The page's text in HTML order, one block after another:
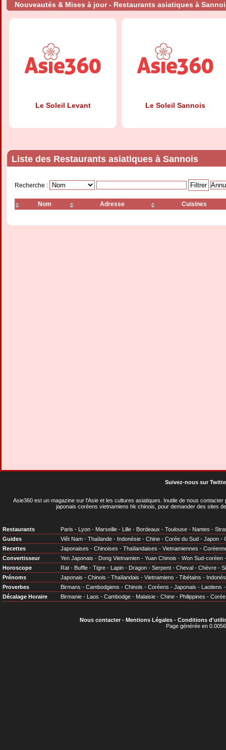
Nouveautés & Mises à jour - Restaurants asiatiques à
Le Soleil Levant Le Soleil Sannois
Liste des Restaurants asiatiques à Sannois
Recherche :
Nom Adresse Cuisines
Suivez-nous sur
Asie360 est un magazine sur l'Asie et les cultures asiatiques . Inutile de nous
japonais coréens vietnamiens hk chinois, pour demander des sites
Restaurants Paris - Lyon - Marseille - Lille - Bordeaux - Toulouse - Nantes -
Guides
Viêt Nam - Thaïlande - Indonésie - Chine - Corée du Sud - Japon -
Recettes
Japonaises - Chinoises - Thaïlandaises - Vietnamiennes -
Convertisseur
Yen Japonais - Dong Vietnamien - Yuan Chinois - Won Sud-coréen
Horoscope
Rat - Buffle - Tigre - Lapin - Dragon - Serpent - Cheval - Chèvre -
Prénoms
Japonais - Chinois - Thaïlandais - Vietnamiens - Tibétains -
Proverbes
Birmans - Cambodgiens - Chinois - Coréens - Japonais - Laotiens
Décalage Horaire
Birmanie - Laos - Cambodge - Malaisie - Chine - Philippines - Corée
Nous contacter- Mentions Légales- Conditions
Page générée en